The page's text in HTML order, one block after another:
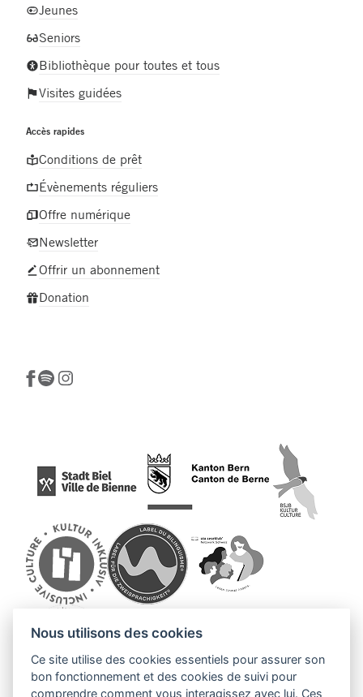
Jeunes
Seniors
Bibliothèque pour toutes et tous
Visites guidées
Accès rapides
Conditions de prêt
Évènements réguliers
Offre numérique
Newsletter
Offrir un abonnement
Donation
Nous utilisons des cookies
Ce site utilise des cookies essentiels pour assurer son
bon fonctionnement et des cookies de suivi pour
comprendre comment vous interagissez avec lui. Ces